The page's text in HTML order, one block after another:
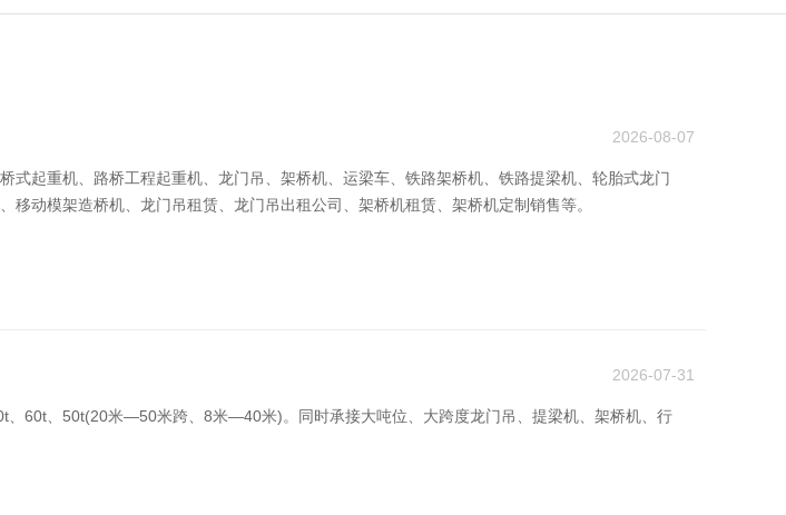
2026-08-07
式起重机、路桥工程起重机、龙门吊、架桥机、运梁车、铁路架桥机、铁路提梁机、轮胎式龙门
动模架造桥机、龙门吊租赁、龙门吊出租公司、架桥机租赁、架桥机定制销售等。
2026-07-31
、60t、50t(20米—50米跨、8米—40米)。同时承接大吨位、大跨度龙门吊、提梁机、架桥机、行